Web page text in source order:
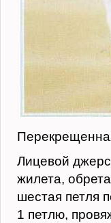
Лицевой
жилета,
шестая петля
1 петлю,